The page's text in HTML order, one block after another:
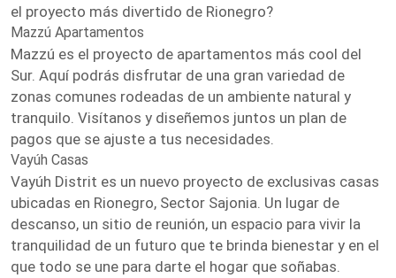
el proyecto más divertido de Rionegro?
Mazzú Apartamentos
Mazzú es el proyecto de apartamentos más cool del
Sur. Aquí podrás disfrutar de una gran variedad de
zonas comunes rodeadas de un ambiente natural y
tranquilo. Visítanos y diseñemos juntos un plan de
pagos que se ajuste a tus necesidades.
Vayúh Casas
Vayúh Distrit es un nuevo proyecto de exclusivas casas
ubicadas en Rionegro, Sector Sajonia. Un lugar de
descanso, un sitio de reunión, un espacio para vivir la
tranquilidad de un futuro que te brinda bienestar y en el
que todo se une para darte el hogar que soñabas.